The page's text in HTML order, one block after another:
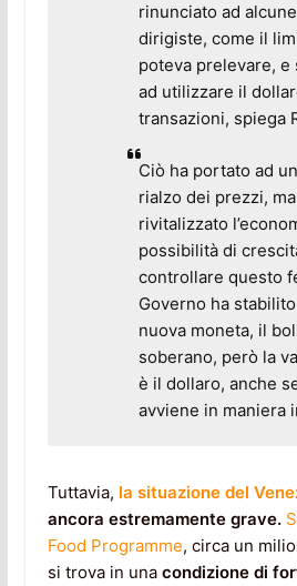
rinunciato ad
dirigiste, come il
poteva prelevare, e
ad utilizzare il
transazioni, spiega
Ciò ha portato ad
rialzo dei prezzi,
rivitalizzato
possibilità di
controllare questo
Governo ha
nuova moneta, il
soberano, però la
è il dollaro, anche
avviene in maniera
Tuttavia, la situazione del
ancora estremamente grave.
Food Programme, circa un
si trova in una condizione di